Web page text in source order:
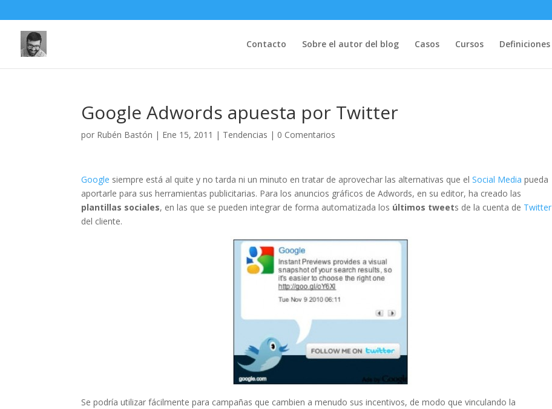
Contacto Sobre el autor del blog Casos Cursos Definiciones
Google Adwords apuesta por Twitter
por Rubén Bastón | Ene 15, 2011 | Tendencias | 0 Comentarios
Google siempre está al quite y no tarda ni un minuto en tratar de aprovechar las alternativas que elSocial Media pueda
aportarle para sus herramientas publicitarias. Para los anuncios gráficos de Adwords, en su editor, ha creado las
plantillas sociales, en las que se pueden integrar de forma automatizada los últimos tweets de la cuenta de Twitter
del cliente.
Se podría utilizar fácilmente para campañas que cambien a menudo sus incentivos, de modo que vinculando la